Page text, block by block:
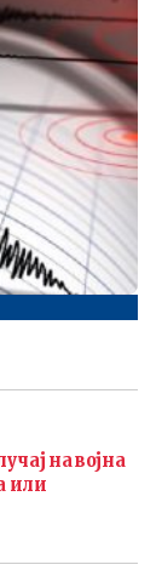
на војна
или